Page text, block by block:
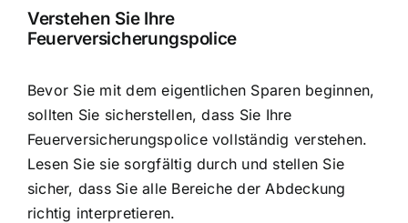
Verstehen Sie Ihre
Feuerversicherungspolice
Bevor Sie mit dem eigentlichen Sparen beginnen,
sollten Sie sicherstellen, dass Sie Ihre
Feuerversicherungspolice vollständig verstehen.
Lesen Sie sie sorgfältig durch und stellen Sie
sicher, dass Sie alle Bereiche der Abdeckung
richtig interpretieren.